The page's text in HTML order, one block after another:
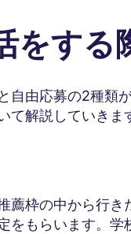
をする
自由応募の2種類
解説していきま
薦枠の中から行き
をもらいます。学